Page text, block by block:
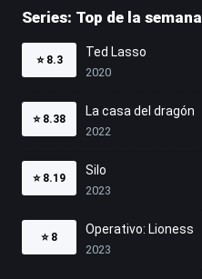
Series: Top de la semana
⭐ 8.3
Ted Lasso
2020
⭐ 8.38
La casa del dragón
2022
⭐ 8.19
Silo
2023
⭐ 8
Operativo: Lioness
2023